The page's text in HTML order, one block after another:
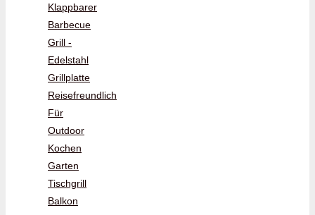
Klappbarer
Barbecue
Grill -
Edelstahl
Grillplatte
Reisefreundlich
Für
Outdoor
Kochen
Garten
Tischgrill
Balkon